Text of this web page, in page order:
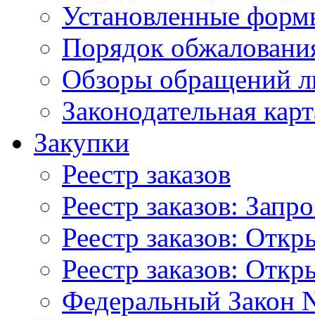
Установленные
Порядок
Обзоры обращений
Законодательная
Закупки
Реестр заказов
Реестр заказов:
Реестр заказов:
Реестр заказов:
Федеральный Закон